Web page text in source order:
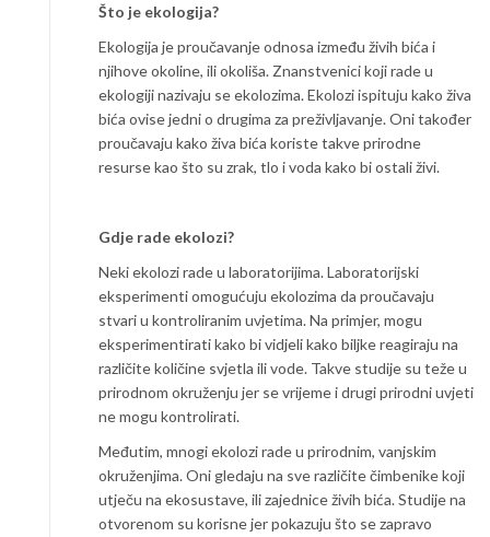
Što je ekologija?
Ekologija je proučavanje odnosa između živih bića i
njihove okoline, ili okoliša. Znanstvenici koji rade u
ekologiji nazivaju se ekolozima. Ekolozi ispituju kako živa
bića ovise jedni o drugima za preživljavanje. Oni također
proučavaju kako živa bića koriste takve prirodne
resurse kao što su zrak, tlo i voda kako bi ostali živi.
Gdje rade ekolozi?
Neki ekolozi rade u laboratorijima. Laboratorijski
eksperimenti omogućuju ekolozima da proučavaju
stvari u kontroliranim uvjetima. Na primjer, mogu
eksperimentirati kako bi vidjeli kako biljke reagiraju na
različite količine svjetla ili vode. Takve studije su teže u
prirodnom okruženju jer se vrijeme i drugi prirodni uvjeti
ne mogu kontrolirati.
Međutim, mnogi ekolozi rade u prirodnim, vanjskim
okruženjima. Oni gledaju na sve različite čimbenike koji
utječu na ekosustave, ili zajednice živih bića. Studije na
otvorenom su korisne jer pokazuju što se zapravo